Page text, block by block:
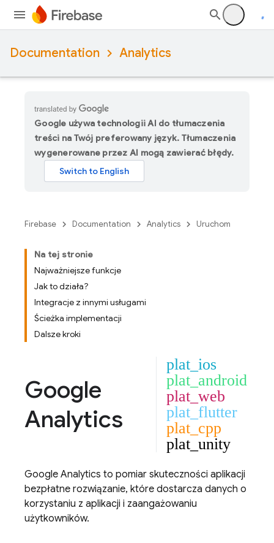
Documentation Analytics
Google używa technologii AI do tłumaczenia
treści na Twój preferowany język. Tłumaczenia
wygenerowane przez AI mogą zawierać błędy.
Firebase Documentation Analytics Uruchom
Na tej stronie
Najważniejsze funkcje
Jak to działa?
Integracje z innymi usługami
Ścieżka implementacji
Dalsze kroki
Google
Analytics
plat_ios
plat_android
plat_web
plat_flutter
plat_cpp
plat_unity
Google Analytics to pomiar skuteczności aplikacji
bezpłatne rozwiązanie, które dostarcza danych o
korzystaniu z aplikacji i zaangażowaniu
użytkowników.